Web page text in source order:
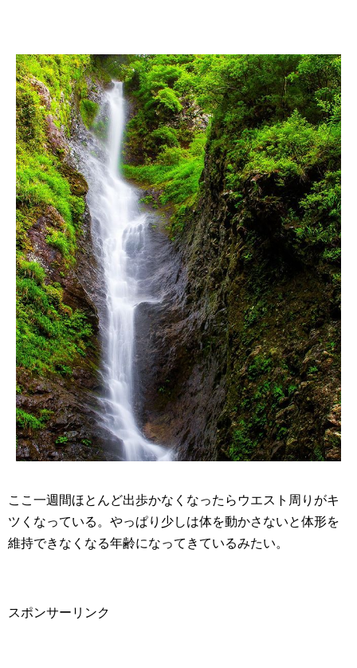
ここ一週間ほとんど出歩かなくなったらウエスト周りがキ
ツくなっている。やっぱり少しは体を動かさないと体形を
維持できなくなる年齢になってきているみたい。
スポンサーリンク